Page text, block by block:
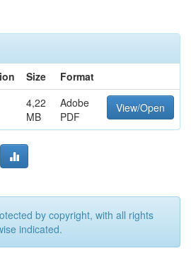
Size
Format
4,22
MB
Adobe
PDF
View/Open
by copyright, with all rights
indicated.